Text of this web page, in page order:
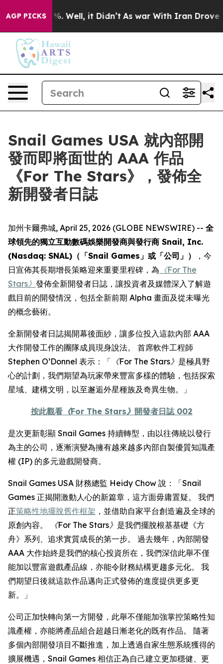
AGP PICKS40%. Well, it Didn’t As war With Iran Drove oil
Snail Games USA 就內部開
發而即將面世的 AAA 作品
《For The Stars》，發佈全
新開發者日誌
加州卡爾弗城, April 25, 2026 (GLOBE NEWSWIRE) -- 全
球領先的獨立互動數碼娛樂開發商與發行商 Snail, Inc.
(Nasdaq: SNAL)（「Snail Games」或「公司」）
，今
日宣佈其長期增長策略迎來重要里程碑，為 《For The
Stars》 發佈全新開發者日誌，讓投資者及媒體深入了解遊
戲目前的開發情況，包括全新前期 Alpha 畫面及從未曝光
的概念藝術。
全新開發者日誌揭開幕後面紗，讓多位投入這款內部 AAA
大作開發工作的團隊成員現身說法。 首席軟件工程師
Stephen O’Donnel 表示：「 《For The Stars》 是極具野
心的計劃，我們期望為玩家帶來豐富多樣的體驗，包括探索
星域、建構文明，以至邂逅外星種族及奇異生物。」
按此觀看《For The Stars》 開發者日誌 002
是次更新彰顯 Snail Games 持續轉型，由以往傳統以發行
為主的公司，逐漸演變為擁有越來越多內部自製優質知識產
權 (IP) 的多元遊戲開發商。
Snail Games USA 財務總監 Heidy Chow 說：「Snail
Games 正揭開激動人心的新篇章，這方面毋庸置疑。 我們
正策略性地擺脫舊作框架 ，並借助自家平台創造遍及全球的
原創內容。
《For The Stars》 是我們擺脫根基基礎《方
舟》系列、追求實質成長的第一步。 過去幾年，內部開發
AAA 大作始終是我們的核心投資所在，我們深信此舉不僅
能加以豐富遊戲產品線，亦能令財務結構更趨多元化。 我
們期望日後就這款作品邁向正式發佈的進度提供更多更
新。」
公司正加快轉向第一方開發，此舉不僅能加強掌控策略性知
識產權，亦能將產品組合超越日漸老化的既有作品。 隨著
多個內部開發項目不斷推進，加上透過自家生態系統獲得的
擴展機遇，Snail Games 相信正為自己建立更加穩健、更